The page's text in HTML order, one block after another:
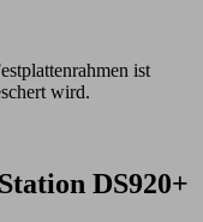
ist
wird.
DS920+